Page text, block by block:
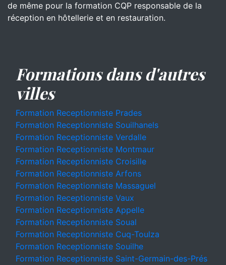
de même pour la formation CQP responsable de la
réception en hôtellerie et en restauration.
Formations dans d'autres
villes
Formation Receptionniste Prades
Formation Receptionniste Souilhanels
Formation Receptionniste Verdalle
Formation Receptionniste Montmaur
Formation Receptionniste Croisille
Formation Receptionniste Arfons
Formation Receptionniste Massaguel
Formation Receptionniste Vaux
Formation Receptionniste Appelle
Formation Receptionniste Soual
Formation Receptionniste Cuq-Toulza
Formation Receptionniste Souilhe
Formation Receptionniste Saint-Germain-des-Prés